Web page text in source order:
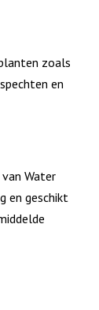
zoals
en
Water
en geschikt